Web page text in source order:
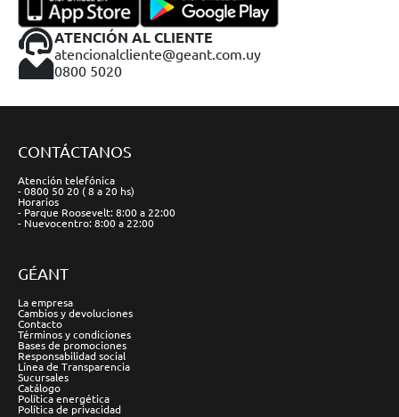
ATENCIÓN AL CLIENTE
atencionalcliente@geant.com.uy
0800 5020
CONTÁCTANOS
Atención telefónica
- 0800 50 20 ( 8 a 20 hs)
Horarios
- Parque Roosevelt: 8:00 a 22:00
- Nuevocentro: 8:00 a 22:00
GÉANT
La empresa
Cambios y devoluciones
Contacto
Términos y condiciones
Bases de promociones
Responsabilidad social
Línea de Transparencia
Sucursales
Catálogo
Política energética
Política de privacidad